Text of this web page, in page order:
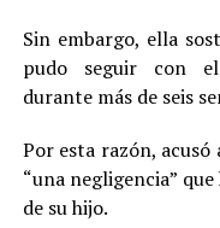
Sin embargo, ella
pudo seguir con
durante más de seis
Por esta razón,
“una negligencia”
de su hijo.